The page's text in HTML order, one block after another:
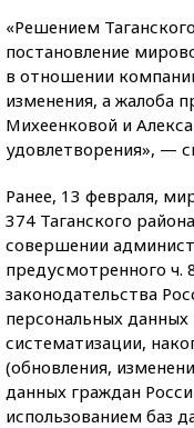
«Решением
постановление
в отношении
изменения, а жалоба
Михеенковой и
удовлетворения», —
Ранее, 13 февраля,
374 Таганского
совершении
предусмотренного ч.
законодательства
персональных данных
систематизации,
(обновления,
данных граждан
использованием баз